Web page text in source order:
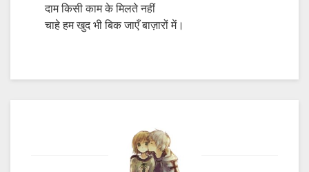
दाम किसी काम के मिलते नहीं
चाहे हम खुद भी बिक जाएँ बाज़ारों में।